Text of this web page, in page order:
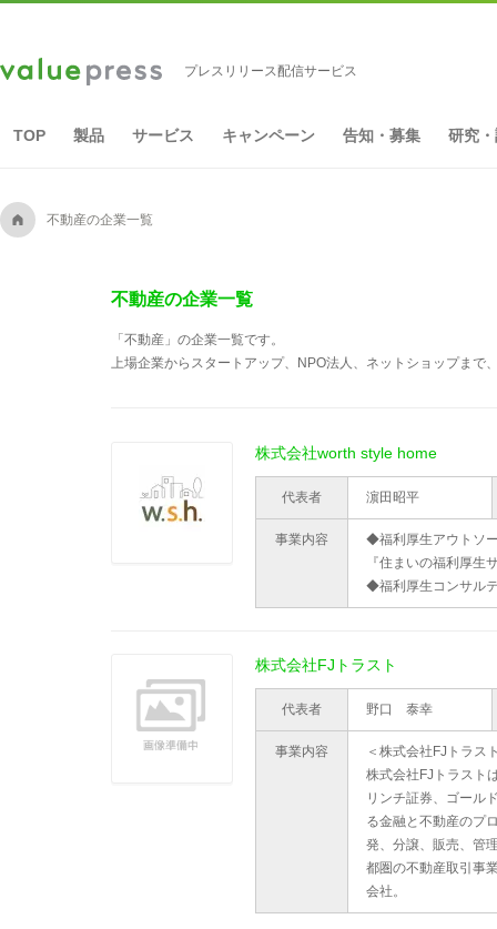
プレスリリース配信サービス
TOP 製品 サービス キャンペーン 告知・募集 研究
A 不動産の企業一覧
不動産の企業一覧
「不動産」の企業一覧です。
上場企業からスタートアップ、NPO法人、ネットショップま
株式会社worth style home
代表者 濵田昭平
事業内容
◆福利厚生アウトソ
『住まいの福利厚生
◆福利厚生コンサル
株式会社FJトラスト
代表者 野口 泰幸
事業内容
＜株式会社FJトラス
株式会社FJトラスト
リンチ証券、ゴール
る金融と不動産のプ
発、分譲、販売、管
都圏の不動産取引事
会社。